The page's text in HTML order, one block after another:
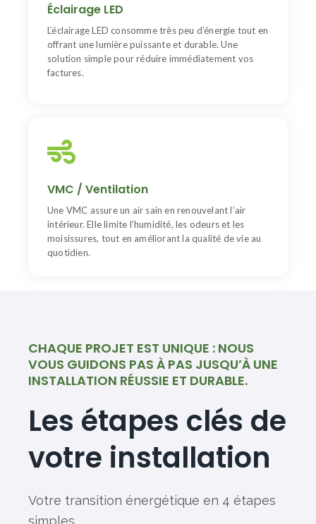
Éclairage LED
L’éclairage LED consomme très peu d’énergie tout en
offrant une lumière puissante et durable. Une
solution simple pour réduire immédiatement vos
factures.
ampoules classiques et diminuent fortement la
consommation électrique. Idéal pour moderniser et
sécuriser votre habitation.
VMC / Ventilation
Une VMC assure un air sain en renouvelant l’air
intérieur. Elle limite l’humidité, les odeurs et les
moisissures, tout en améliorant la qualité de vie au
quotidien.
protège votre maison contre la moisissure et améliore
votre qualité de vie. Versions simple ou double flux
disponibles.
CHAQUE PROJET EST UNIQUE : NOUS
VOUS GUIDONS PAS À PAS JUSQU’À UNE
INSTALLATION RÉUSSIE ET DURABLE.
Les étapes clés de
votre installation
Votre transition énergétique en 4 étapes
simples